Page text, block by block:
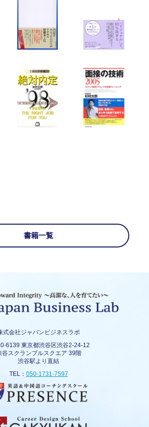
書籍一覧
式会社ジャパンビジネスラボ
6139 東京都渋谷区渋谷2-24-12
谷スクランブルスクエア 39階
渋谷駅より直結
TEL： 050-1731-7597